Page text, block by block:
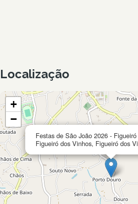
Localização
Festas de São João 2026 -
Figueiró dos Vinhos, Figueiró dos
+
−